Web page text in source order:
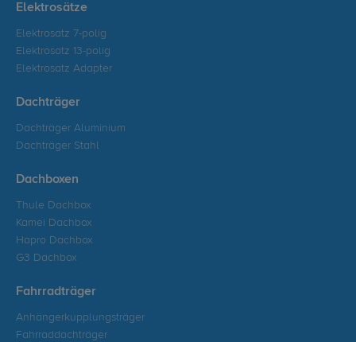
Elektrosätze
Elektrosatz 7-polig
Elektrosatz 13-polig
Elektrosatz Adapter
Dachträger
Dachträger Aluminium
Dachträger Stahl
Dachboxen
Thule Dachbox
Kamei Dachbox
Hapro Dachbox
G3 Dachbox
Fahrradträger
Anhängerkupplungsträger
Fahrraddachträger